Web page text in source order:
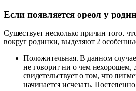
Если появляется ореол у
Существует несколько причин того,
вокруг родинки, выделяют 2
Положительная. В данном случае
не говорит ни о чем нехорошем,
свидетельствует о том, что
начинается исчезать.